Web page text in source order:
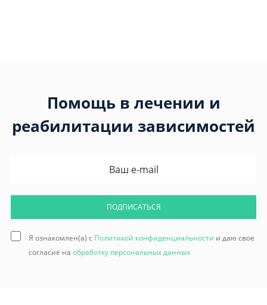
Помощь в лечении и
реабилитации зависимостей
ПОДПИСАТЬСЯ
Я ознакомлен(а) с Политикой конфиденциальности и даю свое
согласие на обработку персональных данных